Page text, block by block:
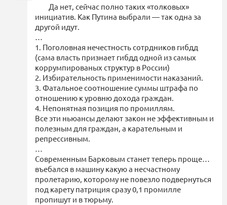
Да нет, сейчас полно таких «толковых»
инициатив. Как Путина выбрали — так одна за
другой идут.
…
1. Поголовная нечестность сотрдников гибдд
(сама власть признает гибдд одной из самых
коррумпированых структур в России)
2. Избирательность применимости наказаний.
3. Фатальное соотношение суммы штрафа по
отношению к уровню дохода граждан.
4. Непонятная позиция по промиллям.
Все эти ньюансы делают закон не эффективным и
полезным для граждан, а карательным и
репрессивным.
…
Современным Барковым станет теперь проще…
въебался в машину какую а несчастному
пролетарию, которому не повезло подвернуться
под карету патриция сразу 0,1 промилле
пропишут и в тюрьму.